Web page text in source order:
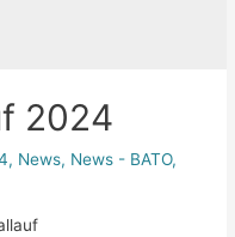
2024
, News, News - BATO,